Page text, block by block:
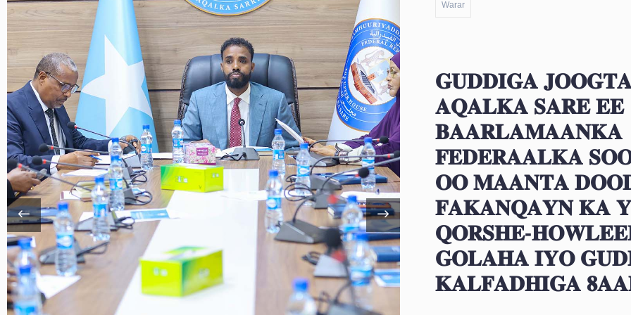
𝐉𝐚𝐦𝐡𝐮𝐮𝐫𝐢𝐲𝐚𝐝𝐝𝐚
𝐒𝐨𝐨𝐦𝐚𝐚𝐥𝐢𝐲𝐚 𝐨𝐨 𝐬𝐢 𝐫𝐚𝐬𝐦𝐢
𝐒𝐢𝐝𝐞𝐞𝐝𝐚𝐚𝐝
𝐉𝐅𝐒.
Jamhuuriyadda Federaalka Soomaaliya,
Sheekh Maxamuud, ayaa maanta si rasmi ah u
Sideedaad ee Baarlamaanka Jamhuuriyadda
Fadhiga furitaanka waxaa si wadajir ah
Warar
𝐆𝐔𝐃𝐃𝐈𝐆𝐀
𝐀𝐐𝐀𝐋𝐊𝐀 𝐒𝐀𝐑𝐄 𝐄𝐄
𝐁𝐀𝐀𝐑𝐋𝐀𝐌𝐀𝐀𝐍𝐊𝐀
𝐅𝐄𝐃𝐄𝐑𝐀𝐀𝐋𝐊𝐀
𝐎𝐎 𝐌𝐀𝐀𝐍𝐓𝐀
𝐅𝐀𝐊𝐀𝐍𝐐𝐀𝐘𝐍 𝐊𝐀
𝐐𝐎𝐑𝐒𝐇𝐄-
𝐆𝐎𝐋𝐀𝐇𝐀 𝐈𝐘𝐎
𝐊𝐀𝐋𝐅𝐀𝐃𝐇𝐈𝐆𝐀